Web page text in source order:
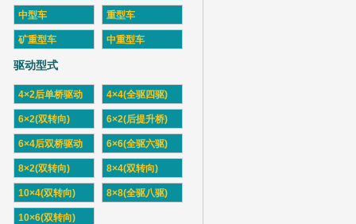
中型车 重型车
矿重型车 中重型车
驱动型式
4×2后单桥驱动 4×4(全驱四驱)
6×2(双转向) 6×2(后提升桥)
6×4后双桥驱动 6×6(全驱六驱)
8×2(双转向) 8×4(双转向)
10×4(双转向) 8×8(全驱八驱)
10×6(双转向)